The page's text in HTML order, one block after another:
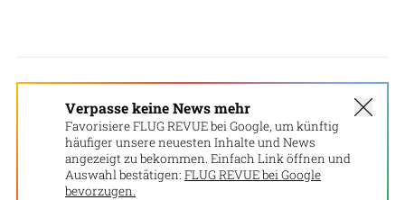
Verpasse keine News mehr
Favorisiere FLUG REVUE bei Google, um künftig
häufiger unsere neuesten Inhalte und News
angezeigt zu bekommen. Einfach Link öffnen und
Auswahl bestätigen: FLUG REVUE bei Google
bevorzugen.